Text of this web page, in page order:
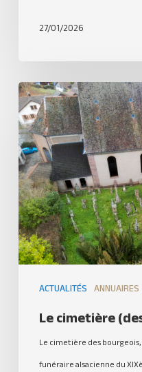
27/01/2026
ACTUALITÉS ANNUAIRES
Le cimetière
Le cimetière des
funéraire alsacienne du